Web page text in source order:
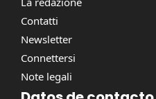
Contatti
Newsletter
Connettersi
Note legali